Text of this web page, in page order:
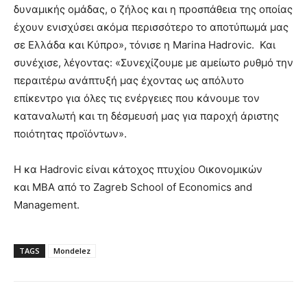
δυναμικής ομάδας, ο ζήλος και η προσπάθεια της οποίας
έχουν ενισχύσει ακόμα περισσότερο το αποτύπωμά μας
σε Ελλάδα και Κύπρο», τόνισε η Marina Hadrovic. Και
συνέχισε, λέγοντας: «Συνεχίζουμε με αμείωτο ρυθμό την
περαιτέρω ανάπτυξή μας έχοντας ως απόλυτο
επίκεντρο για όλες τις ενέργειες που κάνουμε τον
καταναλωτή και τη δέσμευσή μας για παροχή άριστης
ποιότητας προϊόντων».
Η κα Hadrovic είναι κάτοχος πτυχίου Οικονομικών
και MBA από το Zagreb School of Economics and
Management.
TAGS Mondelez